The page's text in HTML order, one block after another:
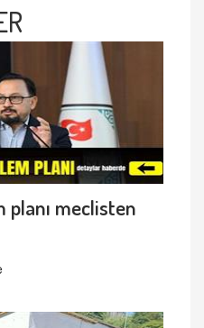
planı meclisten